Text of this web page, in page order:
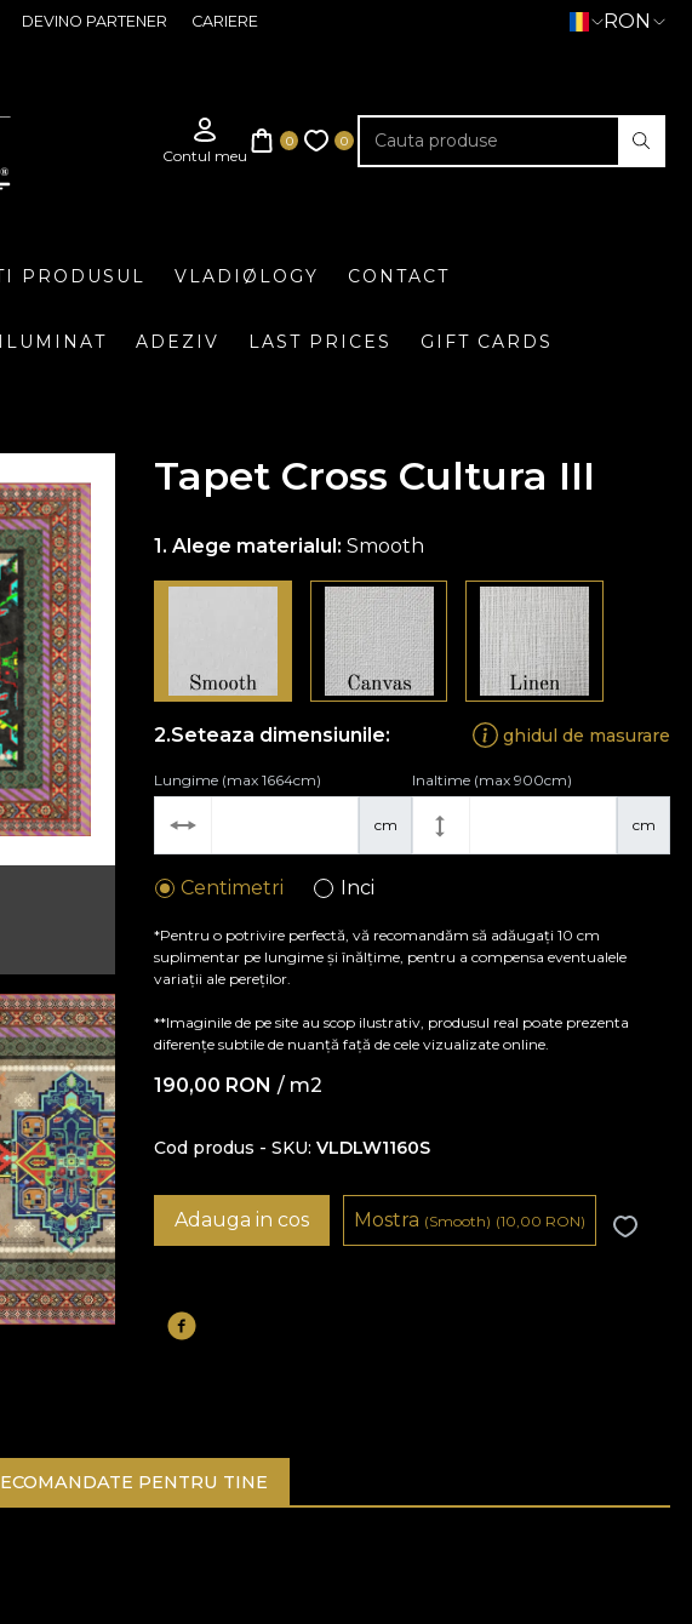
DEVINO PARTENER CARIERE RON
PRODUSUL VLADIØLOGY CONTACT
ILUMINAT ADEZIV LAST PRICES GIFT CARDS
Tapet Cross Cultura III
Alege materialul:Smooth
Seteaza dimensiunile: ghidul de masurare
cm
Lungime (max 1664cm)
cm
Inaltime (max 900cm)
Centimetri Inci
*Pentru o potrivire perfectă, vă recomandăm să adăugați 10 cm
suplimentar pe lungime și înălțime, pentru a compensa eventualele
variații ale pereților.
**Imaginile de pe site au scop ilustrativ, produsul real poate prezenta
diferențe subtile de nuanță față de cele vizualizate online.
190,00 RON / m2
Cod produs - SKU VLDLW1160S
Adauga in cos Mostra (Smooth) (10,00 RON)
PENTRU TINE